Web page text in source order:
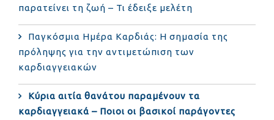
παρατείνει τη ζωή – Τι έδειξε μελέτη
Παγκόσμια Ημέρα Καρδιάς: Η σημασία της
πρόληψης για την αντιμετώπιση των
καρδιαγγειακών
Κύρια αιτία θανάτου παραμένουν τα
καρδιαγγειακά – Ποιοι οι βασικοί παράγοντες